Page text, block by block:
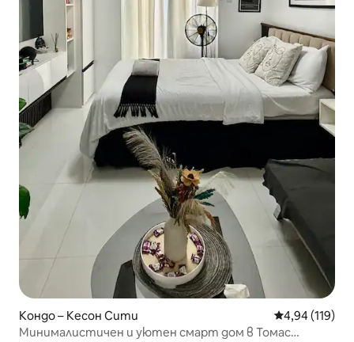
Кондо – Кесон Сити Средна
4,94 (119)
Минималистичен и уютен смарт дом в Томас